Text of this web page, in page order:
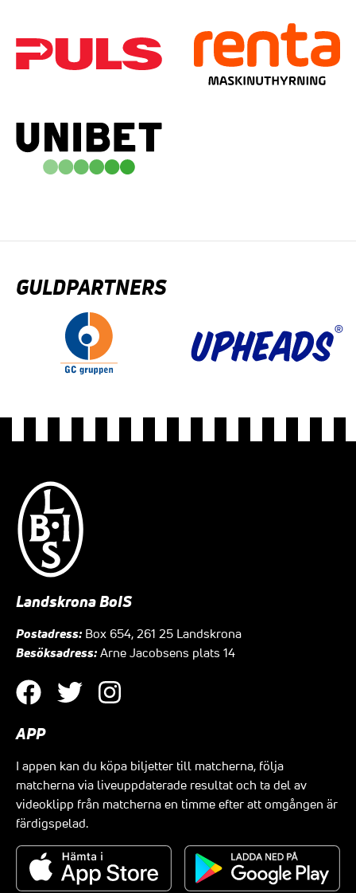
GULDPARTNERS
Landskrona BoIS
Postadress: Box 654, 261 25 Landskrona
Besöksadress: Arne Jacobsens plats 14
APP
I appen kan du köpa biljetter till matcherna, följa
matcherna via liveuppdaterade resultat och ta del av
videoklipp från matcherna en timme efter att omgången är
färdigspelad.